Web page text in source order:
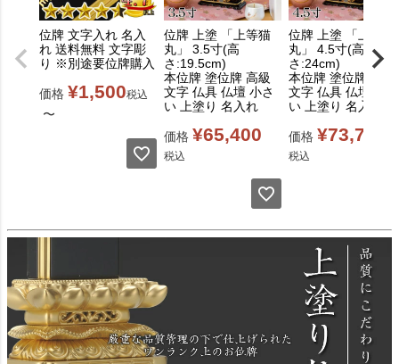
位牌 文字入れ 名入
れ 送料無料 文字彫
り ※別途要位牌購入
価格 ¥1,500税込
〜
位牌 上塗 「上等猫
丸」 3.5寸(高
さ:19.5cm)
本位牌 塗位牌 高級
文字 仏具 仏壇 小さ
い 上塗り 名入れ
価格 ¥65,400
税込
位牌 上塗 「上等猫
丸」 4.5寸(高
さ:24cm)
本位牌 塗位牌 高級
文字 仏具 仏壇 小さ
い 上塗り 名入れ
価格 ¥73,700
税込